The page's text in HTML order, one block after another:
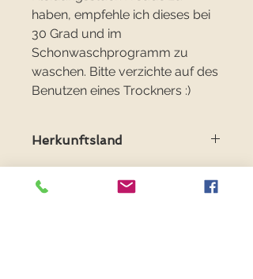
haben, empfehle ich dieses bei
30 Grad und im
Schonwaschprogramm zu
waschen. Bitte verzichte auf des
Benutzen eines Trockners :)
Herkunftsland
Herkunftsland: Holland